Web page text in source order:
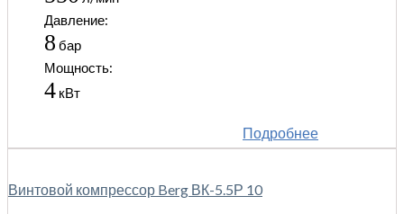
Давление:
8 бар
Мощность:
4 кВт
Подробнее
Винтовой компрессор Berg ВК-5.5Р 10